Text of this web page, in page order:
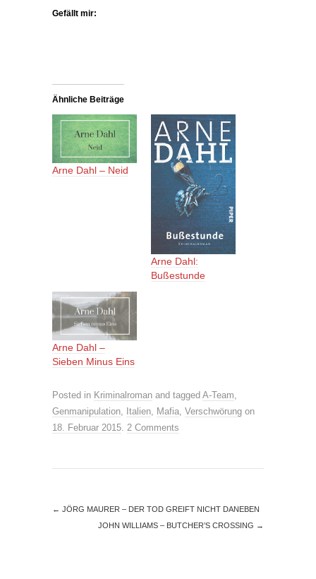
Gefällt mir:
Ähnliche Beiträge
Arne Dahl – Neid
Arne Dahl:
Bußestunde
Arne Dahl –
Sieben Minus Eins
Posted in Kriminalroman and tagged A-Team
Genmanipulation Italien Mafia Verschwörung on
18. Februar 2015 2 Comments
← JÖRG MAURER – DER TOD GREIFT NICHT DANEBEN
JOHN WILLIAMS – BUTCHER’S CROSSING →